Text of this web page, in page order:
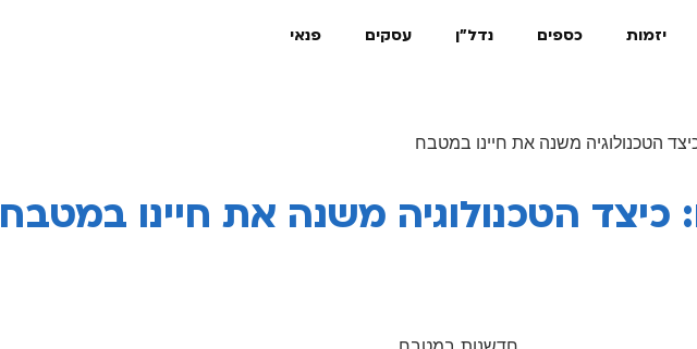
יזמות כספים נדל"ן עסקים פנאי
הטכנולוגיה משנה את חיינו במטבח
הטכנולוגיה משנה את חיינו במטבח